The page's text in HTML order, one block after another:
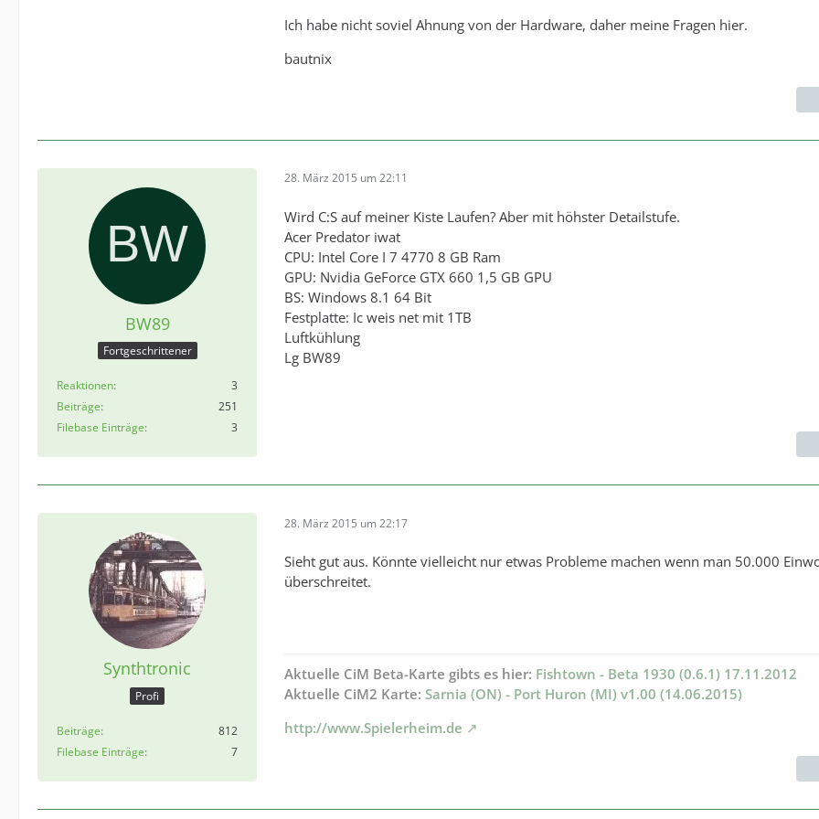
Ich habe nicht soviel Ahnung von der Hardware, daher meine Fragen hier.
bautnix
BW89
Fortgeschrittener
Reaktionen
3
Beiträge
251
Filebase Einträge
3
28. März 2015 um 22:11
Wird C:S auf meiner Kiste Laufen? Aber mit höhster Detailstufe.
Acer Predator iwat
CPU: Intel Core I 7 4770 8 GB Ram
GPU: Nvidia GeForce GTX 660 1,5 GB GPU
BS: Windows 8.1 64 Bit
Festplatte: Ic weis net mit 1TB
Luftkühlung
Lg BW89
Synthtronic
Profi
Beiträge
812
Filebase Einträge
7
28. März 2015 um 22:17
Sieht gut aus. Könnte vielleicht nur etwas Probleme machen wenn man 50.000
überschreitet.
Aktuelle CiM Beta-Karte gibts es hier: Fishtown - Beta 1930 (0.6.1) 17.11.2012
Aktuelle CiM2 Karte: Sarnia (ON) - Port Huron (MI) v1.00 (14.06.2015)
http://www.Spielerheim.de